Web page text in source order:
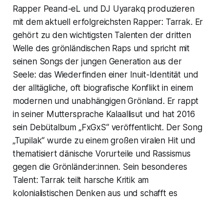
Rapper Peand-eL und DJ Uyarakq produzieren
mit dem aktuell erfolgreichsten Rapper: Tarrak. Er
gehört zu den wichtigsten Talenten der dritten
Welle des grönländischen Raps und spricht mit
seinen Songs der jungen Generation aus der
Seele: das Wiederfinden einer Inuit-Identität und
der alltägliche, oft biografische Konflikt in einem
modernen und unabhängigen Grönland. Er rappt
in seiner Muttersprache Kalaallisut und hat 2016
sein Debütalbum „FxGxS“ veröffentlicht. Der Song
„Tupilak“ wurde zu einem großen viralen Hit und
thematisiert dänische Vorurteile und Rassismus
gegen die Grönländer:innen. Sein besonderes
Talent: Tarrak teilt harsche Kritik am
kolonialistischen Denken aus und schafft es